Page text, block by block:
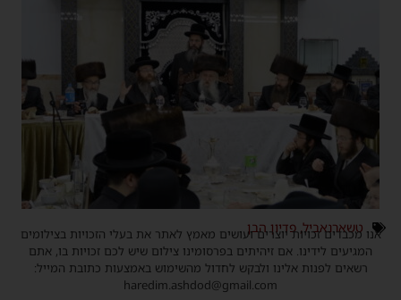
טשארנאביל,פדיון הבן
אנו מכבדים זכויות יוצרים ועושים מאמץ לאתר את בעלי הזכויות בצילומים
המגיעים לידינו. אם זיהיתים בפרסומינו צילום שיש לכם זכויות בו, אתם
רשאים לפנות אלינו ולבקש לחדול מהשימוש באמצעות כתובת המייל:
haredim.ashdod@gmail.com